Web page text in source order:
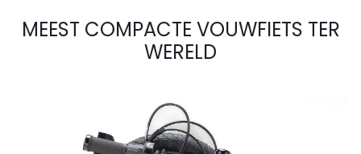
MEEST COMPACTE VOUWFIETS TER
WERELD